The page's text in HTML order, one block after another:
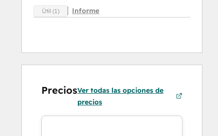
Útil (1) Informe
PreciosVer todas las opciones de
precios